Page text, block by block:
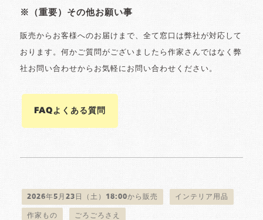
※（重要）その他お願い事
販売からお客様へのお届けまで、全て窓口は弊社が対応して
おります。何かご質問がございましたら作家さんではなく弊
社お問い合わせからお気軽にお問い合わせください。
FAQよくある質問
2026年5月23日（土）18:00から販売 インテリア用品
作家もの ごろごろさえ